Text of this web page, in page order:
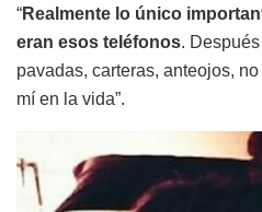
“Realmente lo único
eran esos teléfonos.
pavadas, carteras, anteojos,
mí en la vida”.